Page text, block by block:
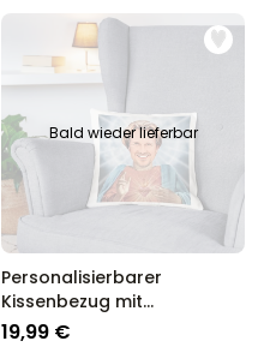
Bald wieder lieferbar
Personalisierbarer
Kissenbezug mit
Heiligenschein und Gesicht
19,99 €